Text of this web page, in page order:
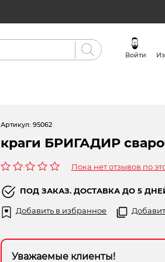
Войти
Артикул:95062
краги БРИГАДИР
0
из
5
Пока нет отзывов по
ПОД ЗАКАЗ. ДОСТАВКА ДО 5
Добавить в избранное
Уважаемые клиенты!